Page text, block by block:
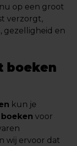
op een groot
verzorgt,
gezelligheid en
boeken
kun je
voor
wij ervoor dat